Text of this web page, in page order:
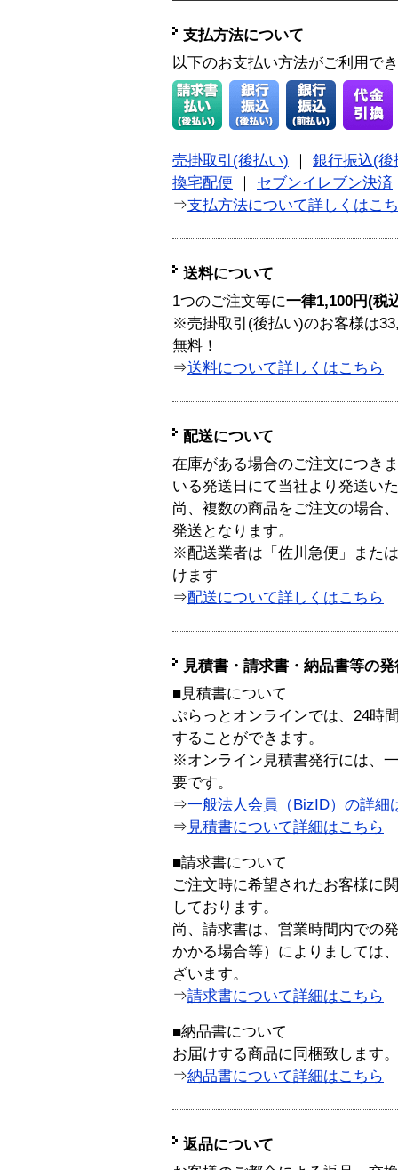
支払方法について
以下のお支払い方法がご利用で
売掛取引(後払い)
銀行振込(後
換宅配便
セブンイレブン決済
⇒支払方法について詳しくはこ
送料について
1つのご注文毎に一律1,100円(税
※売掛取引(後払い)のお客様は
無料！
⇒送料について詳しくはこちら
配送について
在庫がある場合のご注文につき
いる発送日にて当社より発送い
尚、複数の商品をご注文の場合
発送となります。
※配送業者は「佐川急便」また
けます
⇒配送について詳しくはこちら
見積書・請求書・納品書等の
■見積書について
ぷらっとオンラインでは、24時
することができます。
※オンライン見積書発行には、
要です。
⇒一般法人会員（BizID）の詳細
⇒ 見積書について詳細はこちら
■請求書について
ご注文時に希望されたお客様に
しております。
尚、請求書は、営業時間内での
かかる場合等）によりましては
ざいます。
⇒請求書について詳細はこちら
■納品書について
お届けする商品に同梱致します。
⇒納品書について詳細はこちら
返品について